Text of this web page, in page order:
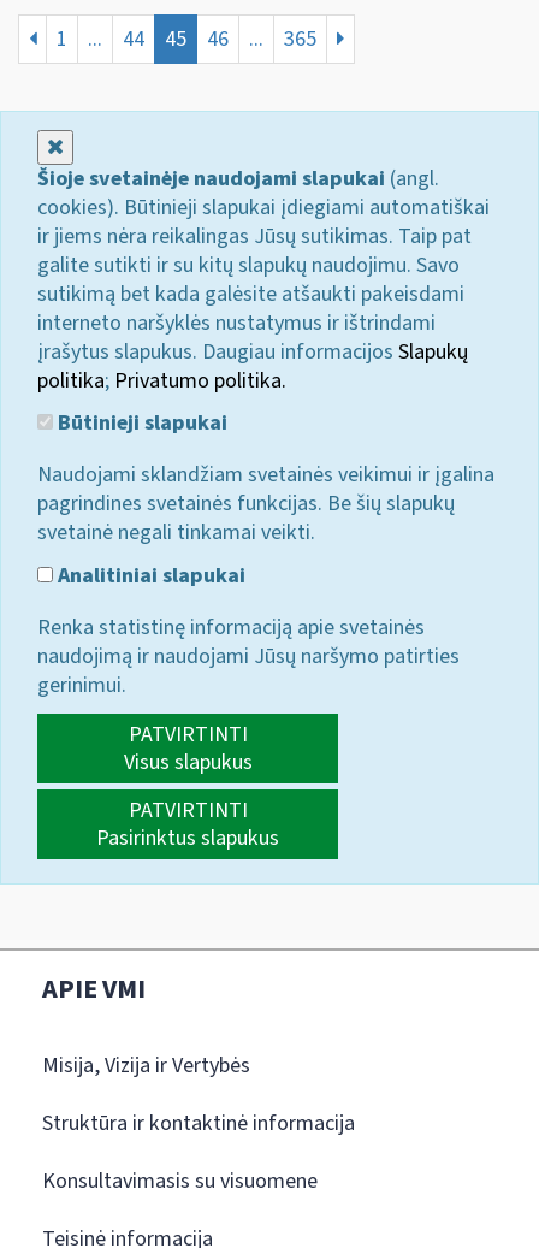
1 ... 44 45 46 ... 365
Šioje svetainėje naudojami slapukai (angl.
cookies). Būtinieji slapukai įdiegiami automatiškai
ir jiems nėra reikalingas Jūsų sutikimas. Taip pat
galite sutikti ir su kitų slapukų naudojimu. Savo
sutikimą bet kada galėsite atšaukti pakeisdami
interneto naršyklės nustatymus ir ištrindami
įrašytus slapukus. Daugiau informacijos Slapukų
politika; Privatumo politika.
Būtinieji slapukai
Naudojami sklandžiam svetainės veikimui ir įgalina
pagrindines svetainės funkcijas. Be šių slapukų
svetainė negali tinkamai veikti.
Analitiniai slapukai
Renka statistinę informaciją apie svetainės
naudojimą ir naudojami Jūsų naršymo patirties
gerinimui.
PATVIRTINTI
Visus slapukus
PATVIRTINTI
Pasirinktus slapukus
APIE VMI
Misija, Vizija ir Vertybės
Struktūra ir kontaktinė informacija
Konsultavimasis su visuomene
Teisinė informacija